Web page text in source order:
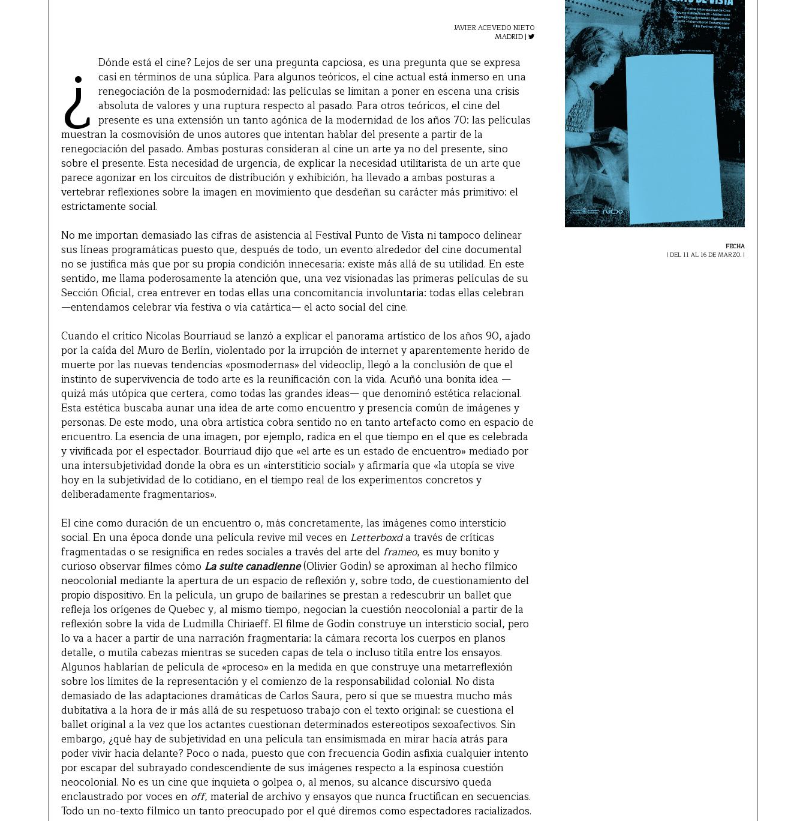
JAVIER ACEVEDO NIETO
MADRID |
FECHA
| DEL 11 AL 16 DE MARZO. |
¿ Dónde está el cine? Lejos de ser una pregunta capciosa, es una pregunta que se expresa
casi en términos de una súplica. Para algunos teóricos, el cine actual está inmerso en una
renegociación de la posmodernidad: las películas se limitan a poner en escena una crisis
absoluta de valores y una ruptura respecto al pasado. Para otros teóricos, el cine del
presente es una extensión un tanto agónica de la modernidad de los años 70: las películas
muestran la cosmovisión de unos autores que intentan hablar del presente a partir de la
renegociación del pasado. Ambas posturas consideran al cine un arte ya no del presente, sino
sobre el presente. Esta necesidad de urgencia, de explicar la necesidad utilitarista de un arte que
parece agonizar en los circuitos de distribución y exhibición, ha llevado a ambas posturas a
vertebrar reflexiones sobre la imagen en movimiento que desdeñan su carácter más primitivo: el
estrictamente social.
No me importan demasiado las cifras de asistencia al Festival Punto de Vista ni tampoco delinear
sus líneas programáticas puesto que, después de todo, un evento alrededor del cine documental
no se justifica más que por su propia condición innecesaria: existe más allá de su utilidad. En este
sentido, me llama poderosamente la atención que, una vez visionadas las primeras películas de su
Sección Oficial, crea entrever en todas ellas una concomitancia involuntaria: todas ellas celebran
—entendamos celebrar vía festiva o vía catártica— el acto social del cine.
Cuando el crítico Nicolas Bourriaud se lanzó a explicar el panorama artístico de los años 90, ajado
por la caída del Muro de Berlín, violentado por la irrupción de internet y aparentemente herido de
muerte por las nuevas tendencias «posmodernas» del videoclip, llegó a la conclusión de que el
instinto de supervivencia de todo arte es la reunificación con la vida. Acuñó una bonita idea —
quizá más utópica que certera, como todas las grandes ideas— que denominó estética relacional.
Esta estética buscaba aunar una idea de arte como encuentro y presencia común de imágenes y
personas. De este modo, una obra artística cobra sentido no en tanto artefacto como en espacio de
encuentro. La esencia de una imagen, por ejemplo, radica en el que tiempo en el que es celebrada
y vivificada por el espectador. Bourriaud dijo que «el arte es un estado de encuentro» mediado por
una intersubjetividad donde la obra es un «interstiticio social» y afirmaría que «la utopía se vive
hoy en la subjetividad de lo cotidiano, en el tiempo real de los experimentos concretos y
deliberadamente fragmentarios».
El cine como duración de un encuentro o, más concretamente, las imágenes como intersticio
social. En una época donde una película revive mil veces en Letterboxda través de críticas
fragmentadas o se resignifica en redes sociales a través del arte del frameo, es muy bonito y
curioso observar filmes cómo La suite canadienne(Olivier Godin) se aproximan al hecho fílmico
neocolonial mediante la apertura de un espacio de reflexión y, sobre todo, de cuestionamiento del
propio dispositivo. En la película, un grupo de bailarines se prestan a redescubrir un ballet que
refleja los orígenes de Quebec y, al mismo tiempo, negocian la cuestión neocolonial a partir de la
reflexión sobre la vida de Ludmilla Chiriaeff. El filme de Godin construye un intersticio social, pero
lo va a hacer a partir de una narración fragmentaria: la cámara recorta los cuerpos en planos
detalle, o mutila cabezas mientras se suceden capas de tela o incluso titila entre los ensayos.
Algunos hablarían de película de «proceso» en la medida en que construye una metarreflexión
sobre los límites de la representación y el comienzo de la responsabilidad colonial. No dista
demasiado de las adaptaciones dramáticas de Carlos Saura, pero sí que se muestra mucho más
dubitativa a la hora de ir más allá de su respetuoso trabajo con el texto original: se cuestiona el
ballet original a la vez que los actantes cuestionan determinados estereotipos sexoafectivos. Sin
embargo, ¿qué hay de subjetividad en una película tan ensimismada en mirar hacia atrás para
poder vivir hacia delante? Poco o nada, puesto que con frecuencia Godin asfixia cualquier intento
por escapar del subrayado condescendiente de sus imágenes respecto a la espinosa cuestión
neocolonial. No es un cine que inquieta o golpea o, al menos, su alcance discursivo queda
enclaustrado por voces en off, material de archivo y ensayos que nunca fructifican en secuencias.
Todo un no-texto fílmico un tanto preocupado por el qué diremos como espectadores racializados.